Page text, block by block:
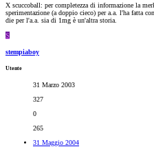
X scuccoball: per completezza di informazione la
sperimentazione (a doppio cieco) per a.a. l'ha fatta
die per l'a.a. sia di 1mg è un'altra storia.
S
stempiaboy
Utente
31 Marzo 2003
327
0
265
31 Maggio 2004